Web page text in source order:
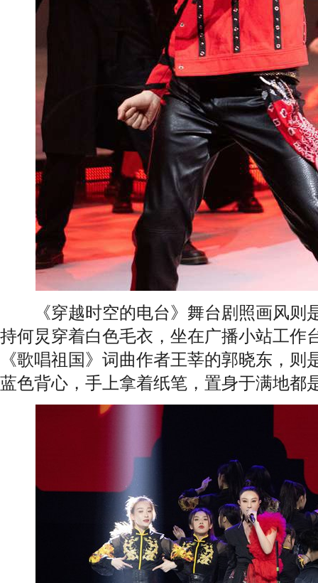
《穿越时空的电台》舞台剧照画风则
持何炅穿着白色毛衣，坐在广播小站工作
《歌唱祖国》词曲作者王莘的郭晓东，则
蓝色背心，手上拿着纸笔，置身于满地都